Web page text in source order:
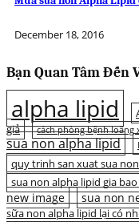
December 18, 2016
Bạn Quan Tâm Đến
alpha lipid
giả
cách phòng bệnh loãng
sua non alpha lipid
quy trinh san xuat sua
sua non alpha lipid gia
new image
sua non
sữa non alpha lipid lại có